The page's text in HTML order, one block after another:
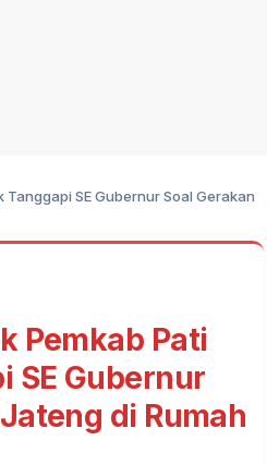
Tanggapi SE Gubernur Soal Gerakan
Pemkab Pati
SE Gubernur
di Rumah